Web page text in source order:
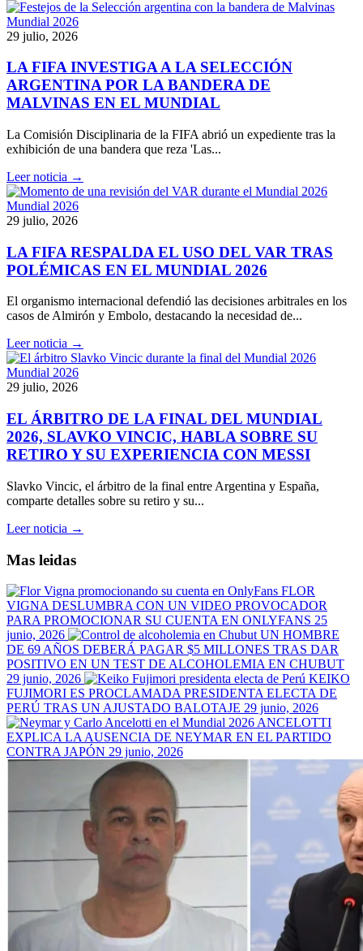
Mundial 2026
29 julio, 2026
LA FIFA INVESTIGA A LA SELECCIÓN
ARGENTINA POR LA BANDERA DE
MALVINAS EN EL MUNDIAL
La Comisión Disciplinaria de la FIFA abrió un expediente tras la
exhibición de una bandera que reza 'Las...
Leer noticia →
Mundial 2026
29 julio, 2026
LA FIFA RESPALDA EL USO DEL VAR TRAS
POLÉMICAS EN EL MUNDIAL 2026
El organismo internacional defendió las decisiones arbitrales en los
casos de Almirón y Embolo, destacando la necesidad de...
Leer noticia →
Mundial 2026
29 julio, 2026
EL ÁRBITRO DE LA FINAL DEL MUNDIAL
2026, SLAVKO VINCIC, HABLA SOBRE SU
RETIRO Y SU EXPERIENCIA CON MESSI
Slavko Vincic, el árbitro de la final entre Argentina y España,
comparte detalles sobre su retiro y su...
Leer noticia →
Mas leidas
FLOR
VIGNA DESLUMBRA CON UN VIDEO PROVOCADOR
PARA PROMOCIONAR SU CUENTA EN ONLYFANS 25
junio, 2026
UN HOMBRE
DE 69 AÑOS DEBERÁ PAGAR $5 MILLONES TRAS DAR
POSITIVO EN UN TEST DE ALCOHOLEMIA EN CHUBUT
29 junio, 2026
KEIKO
FUJIMORI ES PROCLAMADA PRESIDENTA ELECTA DE
PERÚ TRAS UN AJUSTADO BALOTAJE 29 junio, 2026
ANCELOTTI
EXPLICA LA AUSENCIA DE NEYMAR EN EL PARTIDO
CONTRA JAPÓN 29 junio, 2026